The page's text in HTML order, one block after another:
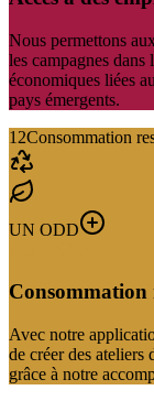
Nous permettons
les campagnes
économiques liées
pays émergents.
12Consommation
UN ODD
Consommation
Avec notre
de créer des ateliers
grâce à notre